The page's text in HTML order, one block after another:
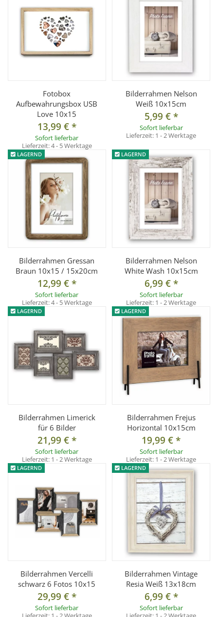
Fotobox
Aufbewahrungsbox USB
Love 10x15
13,99 €*
Sofort lieferbar
Lieferzeit:4 - 5 Werktage
Bilderrahmen Nelson
Weiß 10x15cm
5,99 €*
Sofort lieferbar
Lieferzeit: 1 - 2 Werktage
LAGERND
Bilderrahmen Gressan
Braun 10x15 / 15x20cm
12,99 €*
Sofort lieferbar
Lieferzeit:4 - 5 Werktage
LAGERND
Bilderrahmen Nelson
White Wash 10x15cm
6,99 €*
Sofort lieferbar
Lieferzeit: 1 - 2 Werktage
LAGERND
Bilderrahmen Limerick
für 6 Bilder
21,99 €*
Sofort lieferbar
Lieferzeit: 1 - 2 Werktage
LAGERND
Bilderrahmen Frejus
Horizontal 10x15cm
19,99 €*
Sofort lieferbar
Lieferzeit: 1 - 2 Werktage
LAGERND
Bilderrahmen Vercelli
schwarz 6 Fotos 10x15
29,99 €*
Sofort lieferbar
LAGERND
Bilderrahmen Vintage
Resia Weiß 13x18cm
6,99 €*
Sofort lieferbar